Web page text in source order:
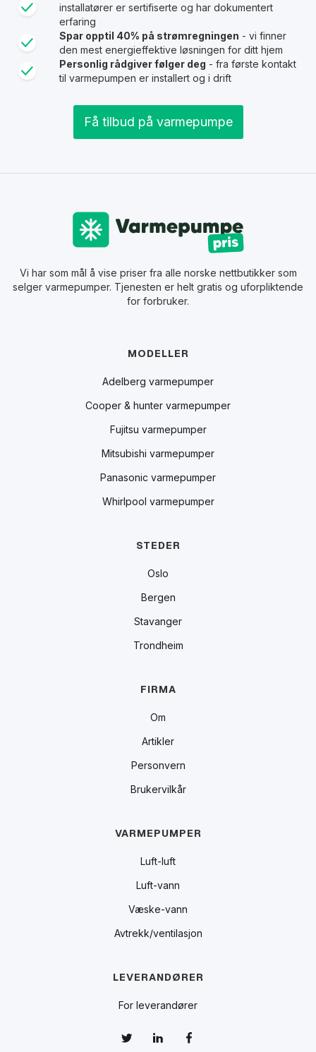
installatører er sertifiserte og har dokumentert
erfaring
Spar opptil 40% på strømregningen - vi finner
den mest energieffektive løsningen for ditt hjem
Personlig rådgiver følger deg - fra første kontakt
til varmepumpen er installert og i drift
Få tilbud på varmepumpe
Vi har som mål å vise priser fra alle norske nettbutikker som
selger varmepumper. Tjenesten er helt gratis og uforpliktende
for forbruker.
MODELLER
Adelberg varmepumper
Cooper & hunter varmepumper
Fujitsu varmepumper
Mitsubishi varmepumper
Panasonic varmepumper
Whirlpool varmepumper
STEDER
Oslo
Bergen
Stavanger
Trondheim
FIRMA
Om
Artikler
Personvern
Brukervilkår
VARMEPUMPER
Luft-luft
Luft-vann
Væske-vann
Avtrekk/ventilasjon
LEVERANDØRER
For leverandører